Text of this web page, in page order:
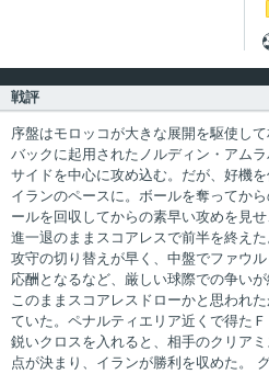
戦評
序盤はモロッコが大きな展開を駆使し
バックに起用されたノルディン・アム
サイドを中心に攻め込む。だが、好機
イランのペースに。ボールを奪ってか
ールを回収してからの素早い攻めを見
進一退のままスコアレスで前半を終え
攻守の切り替えが早く、中盤でファウ
応酬となるなど、厳しい球際での争い
このままスコアレスドローかと思われ
ていた。ペナルティエリア近くで得た
鋭いクロスを入れると、相手のクリア
点が決まり、イランが勝利を収めた。